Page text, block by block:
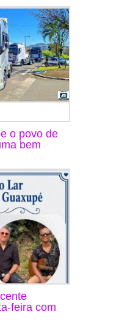
o povo de
bem
feira com